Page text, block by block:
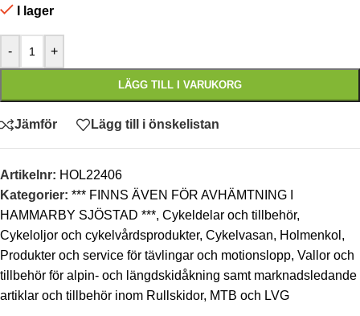
I lager
- +
LÄGG TILL I VARUKORG
Jämför Lägg till i önskelistan
Artikelnr: HOL22406
Kategorier: *** FINNS ÄVEN FÖR AVHÄMTNING I
HAMMARBY SJÖSTAD ***, Cykeldelar och tillbehör,
Cykeloljor och cykelvårdsprodukter, Cykelvasan, Holmenkol ,
Produkter och service för tävlingar och motionslopp, Vallor och
tillbehör för alpin- och längdskidåkning samt marknadsledande
artiklar och tillbehör inom Rullskidor, MTB och LVG